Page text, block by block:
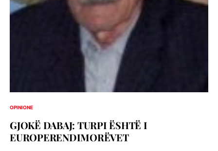
OPINIONE
GJOKË DABAJ: TURPI ËSHTË I
EUROPERENDIMORËVET